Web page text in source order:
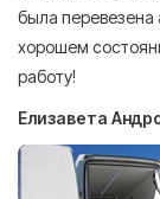
была перевезена
хорошем
работу!
Елизавета